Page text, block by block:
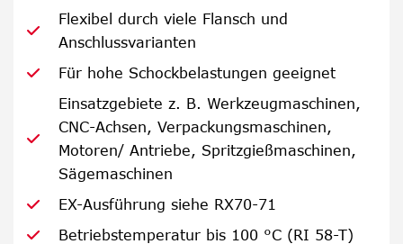
Flexibel durch viele Flansch und
Anschlussvarianten
Für hohe Schockbelastungen geeignet
Einsatzgebiete z. B. Werkzeugmaschinen,
CNC-Achsen, Verpackungsmaschinen,
Motoren/ Antriebe, Spritzgießmaschinen,
Sägemaschinen
EX-Ausführung siehe RX70-71
Betriebstemperatur bis 100 °C (RI 58-T)